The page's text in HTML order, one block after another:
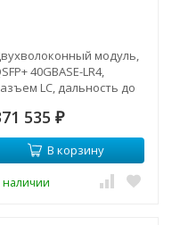
модуль,
40GBASE-LR4,
LC, дальность до
535 ₽
В корзину
наличии